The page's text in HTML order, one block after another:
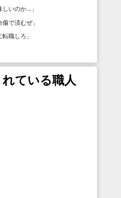
しいのか… 」
傷で済むぜ」
転職しろ 」
ている職人